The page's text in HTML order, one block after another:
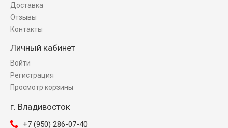
Доставка
Отзывы
Контакты
Личный кабинет
Войти
Регистрация
Просмотр корзины
г. Владивосток
+7 (950) 286-07-40